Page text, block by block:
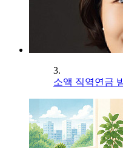
3.
소액 직역연금